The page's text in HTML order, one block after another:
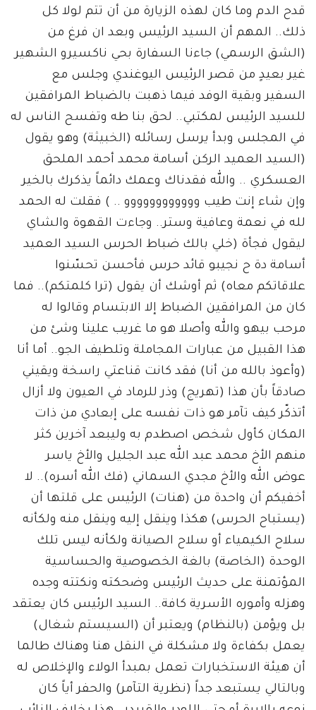
قدح الدم وما كان لهذه الزيارة من أن تتم لولا كل
ذلك.. المهم أن السيد الرئيس وبعد ان فرغ من
(الشق الرسمي) جاءنا السفارة بحي ناكسيرو الشهير
غير بعيدٍ من قصر الرئيس اليوغندي وجلس مع
السفير وبقية الوفد فيما ذهبت بالضباط المرافقين
للسيد الرئيس لمكتبي.. لحق بنا طه وتفسح الناس له
في المجلس وبدأ يرسل رسائله (الخبيثة) وهو يقول
(السيد العميد الركن أسامة محمد أحمد الملحق
العسكري .. والله فقدناك وعمك دائماً يذكرك بالخير
وإن شاء إنت طيب وووووووووووو .. ) فقلت له الحمد
لله في نعمة وعافية وستر.. وجاءت القهوة والشاي
ليقول فجأة (خلي بالك ضباط الحرس السيد العميد
أسامة دة ح نجيبو قائد حرس فأحسن تحسّنوا
علاقاتكم معاه) ثم أوشك أن يقول (ترا كلمتكم).. فما
كان من المرافقين الضباط إلا الابتسام وقالوا له
مرحب بيهو والله وأصلا هو ما غريب علينا وشئ من
هذا القبيل من عبارات المجاملة وتلطيف الجو.. أما أنا
(وأعوذ بالله من أنا) فقد كانت قناعتي راسخة ويقيني
صادقاً بأن هذا (تهريج) وذر للرماد في العيون ولا أزال
أتذكّر كيف تآمر هو ذات نفسه على إبعادي من ذات
المكان كأول شخص اصطدم به وليبعد آخرين كثر
منهم الأخ محمد عبد الله عبد الجليل والأخ ياسر
عوض الله والأخ مجدي السماني (فك الله أسره).. لا
أخفيكم أن واحدة من (هنات) الرئيس على قلتها أن
(يستباح الحرس) هكذا وينقل إليه وينقل منه ولكأنه
سلاح الكيمياء أو سلاح الصيانة ولكأنه ليس تلك
الوحدة (الخاصة) بالغة الخصوصية والحساسية
المؤتمنة على حديث الرئيس وضحكته ونكتته وجده
وهزله وأموره الأسرية كافة.. السيد الرئيس كان يعتقد
بل ويؤمن (بالنظام) ويعتبر أن (السيستم شغال)
يعمل بكفاءة ولا مشكلة في النقل هنا وهناك طالما
أن هيئة الاستخبارات تعمل بمبدأ الولاء والإخلاص له
وبالتالي يستبعد جداً (نظرية التآمر) والحفر أياً كان